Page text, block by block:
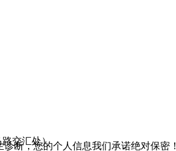
断，您的个人信息我们承诺绝对保密！
路交汇处）